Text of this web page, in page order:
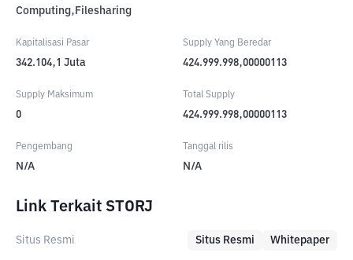
Computing,Filesharing
Kapitalisasi Pasar
342.104,1 Juta
Supply Yang Beredar
424.999.998,00000113
Supply Maksimum
0
Total Supply
424.999.998,00000113
Pengembang
N/A
Tanggal rilis
N/A
Link Terkait STORJ
Situs Resmi Situs Resmi Whitepaper